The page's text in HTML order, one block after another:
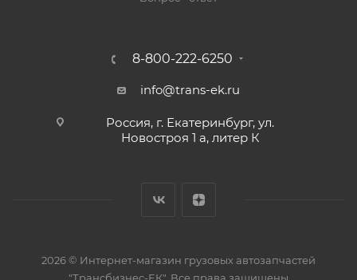
8-800-222-6250
info@trans-ek.ru
Россия, г. Екатеринбург, ул.
Новостроя 1 а, литер К
2026 © Интернет-магазин грузовых автозапчастей